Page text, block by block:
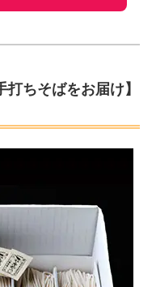
ちそばをお届け】